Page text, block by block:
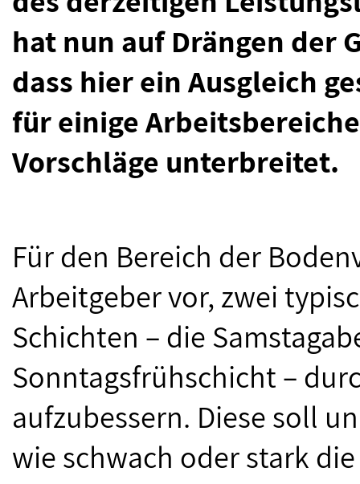
hat nun auf Drängen der
dass hier ein Ausgleich
für einige
Vorschläge unterbreitet.
Für den Bereich der
Arbeitgeber vor, zwei
Schichten – die
Sonntagsfrühschicht –
aufzubessern. Diese soll
wie schwach oder stark